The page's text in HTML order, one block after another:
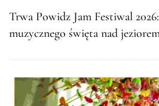
Trwa Powidz Jam Festiwal
muzycznego święta nad